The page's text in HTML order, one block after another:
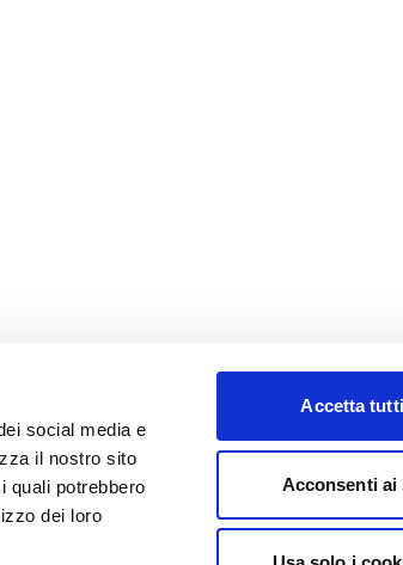
social media e
il nostro sito
quali potrebbero
dei loro
Accetta
Acconsenti ai